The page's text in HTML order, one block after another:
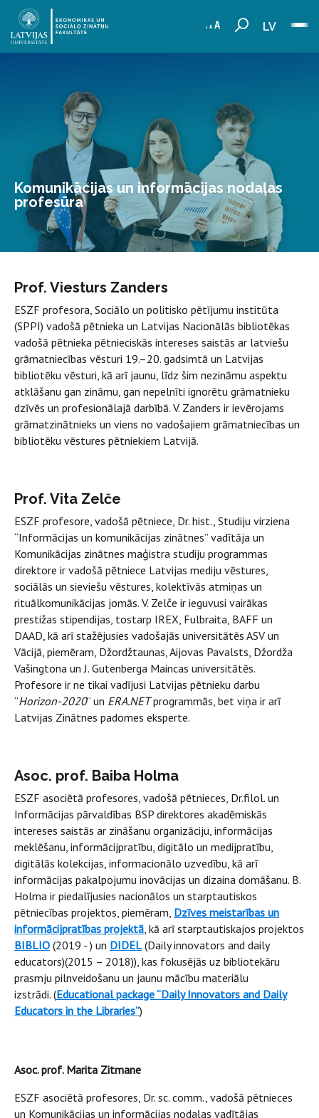
LV
Komunikācijas un informācijas nodaļas
profesūra
Prof. Viesturs Zanders
ESZF profesora, Sociālo un politisko pētījumu institūta
(SPPI) vadošā pētnieka un Latvijas Nacionālās bibliotēkas
vadošā pētnieka pētnieciskās intereses saistās ar latviešu
grāmatniecības vēsturi 19.–20. gadsimtā un Latvijas
bibliotēku vēsturi, kā arī jaunu, līdz šim nezināmu aspektu
atklāšanu gan zināmu, gan nepelnīti ignorētu grāmatnieku
dzīvēs un profesionālajā darbībā. V. Zanders ir ievērojams
grāmatzinātnieks un viens no vadošajiem grāmatniecības un
bibliotēku vēstures pētniekiem Latvijā.
Prof. Vita Zelče
ESZF profesore, vadošā pētniece, Dr. hist., Studiju virziena
“Informācijas un komunikācijas zinātnes” vadītāja un
Komunikācijas zinātnes maģistra studiju programmas
direktore ir vadošā pētniece Latvijas mediju vēstures,
sociālās un sieviešu vēstures, kolektīvās atmiņas un
rituālkomunikācijas jomās. V. Zelče ir ieguvusi vairākas
prestižas stipendijas, tostarp IREX, Fulbraita, BAFF un
DAAD, kā arī stažējusies vadošajās universitātēs ASV un
Vācijā, piemēram, Džordžtaunas, Aijovas Pavalsts, Džordža
Vašingtona un J. Gutenberga Maincas universitātēs.
Profesore ir ne tikai vadījusi Latvijas pētnieku darbu
“Horizon-2020” un ERA.NETprogrammās, bet viņa ir arī
Latvijas Zinātnes padomes eksperte.
Asoc. prof. Baiba Holma
ESZF asociētā profesores, vadošā pētnieces, Dr.filol. un
Informācijas pārvaldības BSP direktores akadēmiskās
intereses saistās ar zināšanu organizāciju, informācijas
meklēšanu, informācijpratību, digitālo un medijpratību,
digitālās kolekcijas, informacionālo uzvedību, kā arī
informācijas pakalpojumu inovācijas un dizaina domāšanu. B.
Holma ir piedalījusies nacionālos un starptautiskos
pētniecības projektos, piemēram, Dzīves meistarības un
informācijpratības projektā, kā arī starptautiskajos projektos
BIBLIO (2019 - ) un DIDEL (Daily innovators and daily
educators)(2015 – 2018)), kas fokusējās uz bibliotekāru
prasmju pilnveidošanu un jaunu mācību materiālu
izstrādi. (Educational package “Daily Innovators and Daily
Educators in the Libraries”)
Asoc. prof. Marita Zitmane
ESZF asociētā profesores, Dr. sc. comm., vadošā pētnieces
un Komunikācijas un informācijas nodaļas vadītājas